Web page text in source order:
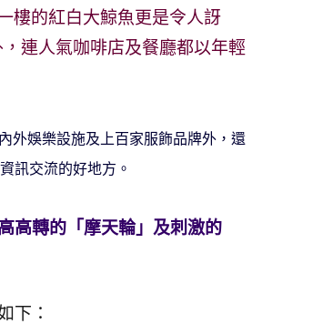
樓的紅白大鯨魚更是令人訝
連人氣咖啡店及餐廳都以年輕
內外娛樂設施及上百家服飾品牌外，還
訊交流的好地方。
高轉的「摩天輪」及刺激的
下：